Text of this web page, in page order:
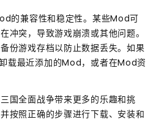
的兼容性和稳定性。某些Mod可
冲突，导致游戏崩溃或其他问题。
份游戏存档以防止数据丢失。如果
载最近添加的Mod，或者在Mod资
国全面战争带来更多的乐趣和挑
按照正确的步骤进行下载、安装和